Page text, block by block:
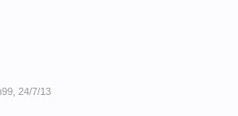
24/7/13